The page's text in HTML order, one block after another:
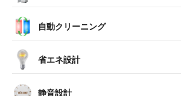
自動クリーニング
省エネ設計
静音設計